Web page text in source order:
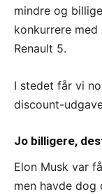
mindre og
konkurrere med
Renault 5.
I stedet får vi
discount-
Jo billigere,
Elon Musk var
men havde dog